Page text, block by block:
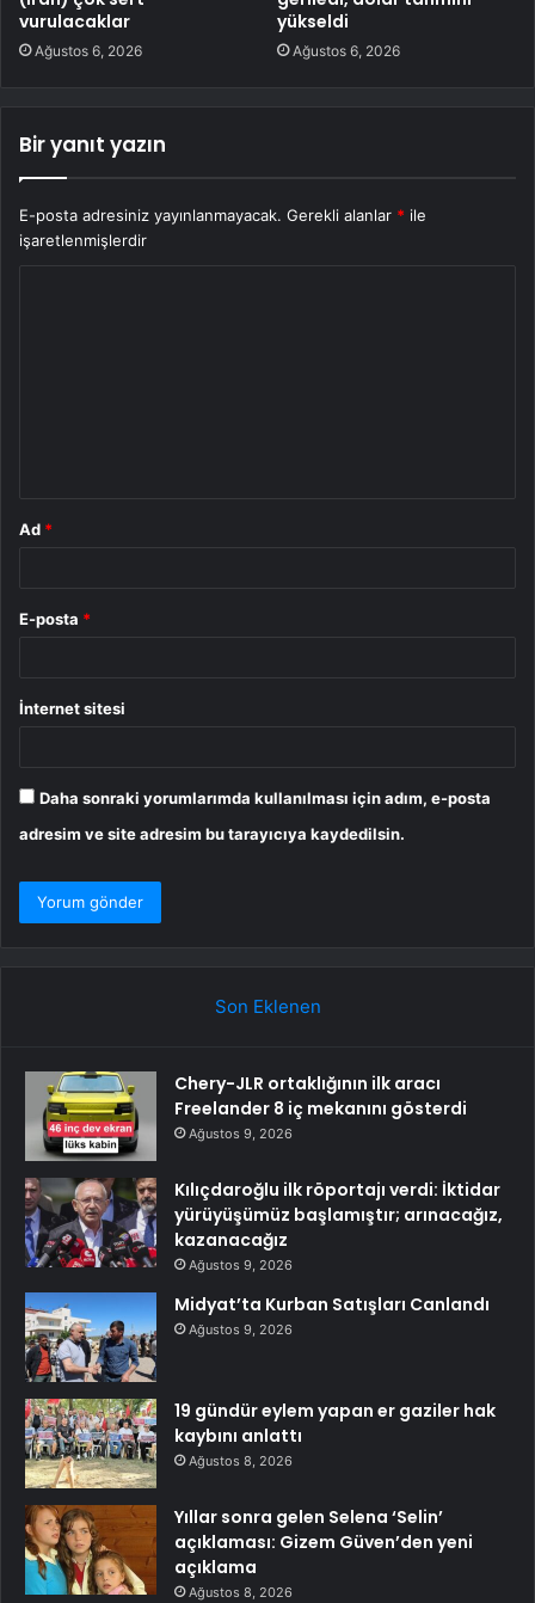
vurulacaklar
Ağustos 6, 2026
yükseldi
Ağustos 6, 2026
Bir yanıt yazın
E-posta adresiniz yayınlanmayacak. Gerekli alanlar * ile
işaretlenmişlerdir
Ad *
E-posta *
İnternet sitesi
Daha sonraki yorumlarımda kullanılması için adım, e-posta
adresim ve site adresim bu tarayıcıya kaydedilsin.
Son Eklenen
Chery-JLR ortaklığının ilk aracı
Freelander 8 iç mekanını gösterdi
Ağustos 9, 2026
Kılıçdaroğlu ilk röportajı verdi: İktidar
yürüyüşümüz başlamıştır; arınacağız,
kazanacağız
Ağustos 9, 2026
Midyat’ta Kurban Satışları Canlandı
Ağustos 9, 2026
19 gündür eylem yapan er gaziler hak
kaybını anlattı
Ağustos 8, 2026
Yıllar sonra gelen Selena ‘Selin’
açıklaması: Gizem Güven’den yeni
açıklama
Ağustos 8, 2026